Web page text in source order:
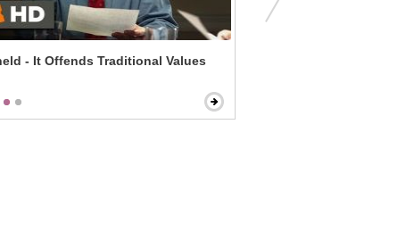
- It Offends Traditional Values